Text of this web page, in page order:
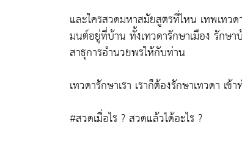
และใครสวดมหาสมัยสูตรที่ไหน เทพเ
มนต์อยู่ที่บ้าน ทั้งเทวดารักษาเมือง รักษ
สาธุการอำนวยพรให้กับท่าน
เทวดารักษาเรา เราก็ต้องรักษาเทวดา เ
#สวดเมื่อไร ? สวดแล้วได้อะไร ?